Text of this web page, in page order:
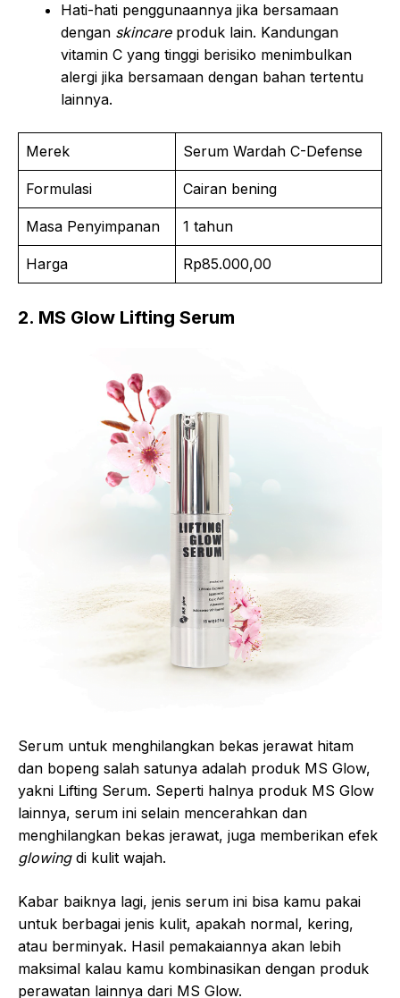
Hati-hati penggunaannya jika bersamaan
dengan skincareproduk lain. Kandungan
vitamin C yang tinggi berisiko menimbulkan
alergi jika bersamaan dengan bahan tertentu
lainnya.
Merek Serum Wardah C-Defense
Formulasi Cairan bening
Masa Penyimpanan 1 tahun
Harga Rp85.000,00
2. MS Glow Lifting Serum
Serum untuk menghilangkan bekas jerawat hitam
dan bopeng salah satunya adalah produk MS Glow,
yakni Lifting Serum. Seperti halnya produk MS Glow
lainnya, serum ini selain mencerahkan dan
menghilangkan bekas jerawat, juga memberikan efek
glowing di kulit wajah.
Kabar baiknya lagi, jenis serum ini bisa kamu pakai
untuk berbagai jenis kulit, apakah normal, kering,
atau berminyak. Hasil pemakaiannya akan lebih
maksimal kalau kamu kombinasikan dengan produk
perawatan lainnya dari MS Glow.